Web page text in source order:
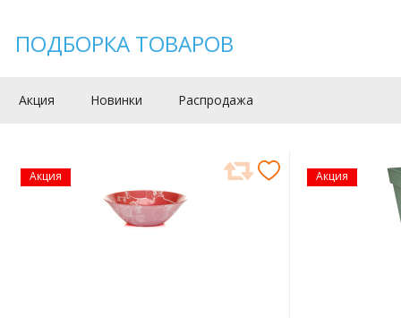
ПОДБОРКА ТОВАРОВ
Акция Новинки Распродажа
Акция Акция